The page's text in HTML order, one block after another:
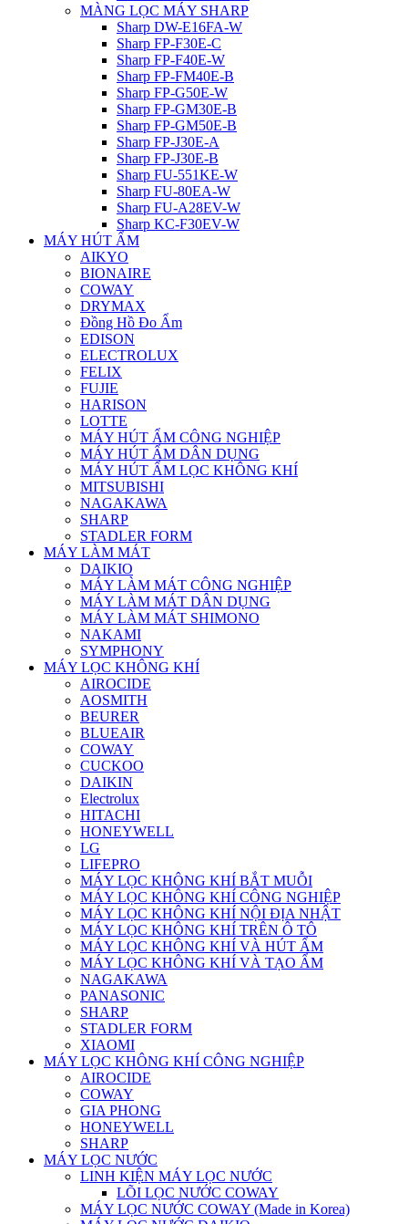
MÀNG LỌC MÁY SHARP
Sharp DW-E16FA-W
Sharp FP-F30E-C
Sharp FP-F40E-W
Sharp FP-FM40E-B
Sharp FP-G50E-W
Sharp FP-GM30E-B
Sharp FP-GM50E-B
Sharp FP-J30E-A
Sharp FP-J30E-B
Sharp FU-551KE-W
Sharp FU-80EA-W
Sharp FU-A28EV-W
Sharp KC-F30EV-W
MÁY HÚT ẨM
AIKYO
BIONAIRE
COWAY
DRYMAX
Đồng Hồ Đo Ẩm
EDISON
ELECTROLUX
FELIX
FUJIE
HARISON
LOTTE
MÁY HÚT ẨM CÔNG NGHIỆP
MÁY HÚT ẨM DÂN DỤNG
MÁY HÚT ẨM LỌC KHÔNG KHÍ
MITSUBISHI
NAGAKAWA
SHARP
STADLER FORM
MÁY LÀM MÁT
DAIKIO
MÁY LÀM MÁT CÔNG NGHIỆP
MÁY LÀM MÁT DÂN DỤNG
MÁY LÀM MÁT SHIMONO
NAKAMI
SYMPHONY
MÁY LỌC KHÔNG KHÍ
AIROCIDE
AOSMITH
BEURER
BLUEAIR
COWAY
CUCKOO
DAIKIN
Electrolux
HITACHI
HONEYWELL
LG
LIFEPRO
MÁY LỌC KHÔNG KHÍ BẮT MUỖI
MÁY LỌC KHÔNG KHÍ CÔNG NGHIỆP
MÁY LỌC KHÔNG KHÍ NỘI ĐỊA NHẬT
MÁY LỌC KHÔNG KHÍ TRÊN Ô TÔ
MÁY LỌC KHÔNG KHÍ VÀ HÚT ẨM
MÁY LỌC KHÔNG KHÍ VÀ TẠO ẨM
NAGAKAWA
PANASONIC
SHARP
STADLER FORM
XIAOMI
MÁY LỌC KHÔNG KHÍ CÔNG NGHIỆP
AIROCIDE
COWAY
GIA PHONG
HONEYWELL
SHARP
MÁY LỌC NƯỚC
LINH KIỆN MÁY LỌC NƯỚC
LÕI LỌC NƯỚC COWAY
MÁY LỌC NƯỚC COWAY (Made in Korea)